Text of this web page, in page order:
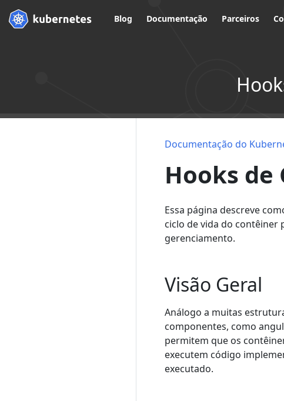
Blog Documentação Parceiros
Documentação do
Hooks de
Essa página descreve
ciclo de vida do contêiner
gerenciamento.
Visão Geral
Análogo a muitas
componentes, como
permitem que os
executem código
executado.